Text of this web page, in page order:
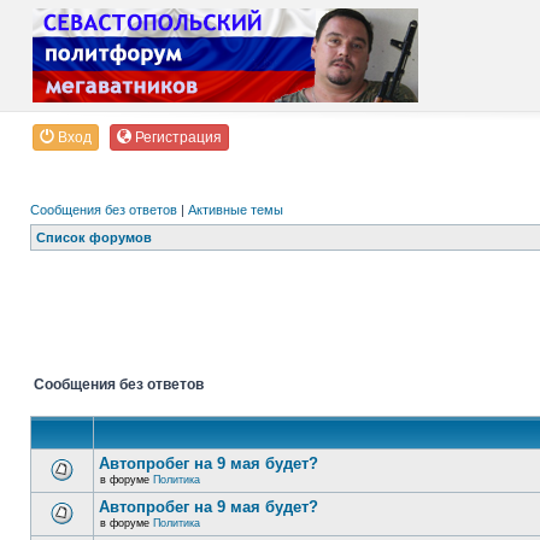
Вход Регистрация
Сообщения без ответов | Активные темы
Список форумов
Сообщения без ответов
Автопробег на 9 мая будет?
в форуме Политика
Автопробег на 9 мая будет?
в форуме Политика